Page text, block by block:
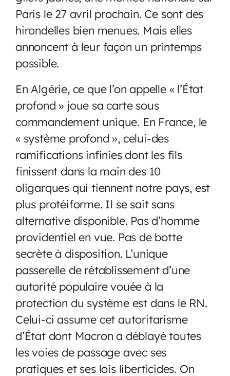
Paris le 27 avril prochain. Ce sont des
hirondelles bien menues. Mais elles
annoncent à leur façon un printemps
possible.
En Algérie, ce que l’on appelle « l’État
profond » joue sa carte sous
commandement unique. En France, le
« système profond », celui-des
ramifications infinies dont les fils
finissent dans la main des 10
oligarques qui tiennent notre pays, est
plus protéiforme. Il se sait sans
alternative disponible. Pas d’homme
providentiel en vue. Pas de botte
secrète à disposition. L’unique
passerelle de rétablissement d’une
autorité populaire vouée à la
protection du système est dans le RN.
Celui-ci assume cet autoritarisme
d’État dont Macron a déblayé toutes
les voies de passage avec ses
pratiques et ses lois liberticides. On